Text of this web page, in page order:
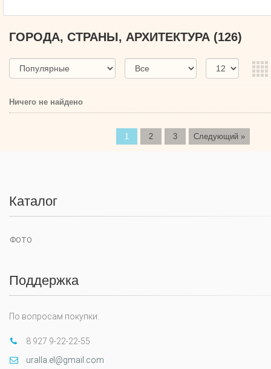
ГОРОДА, СТРАНЫ, АРХИТЕКТУРА (126)
Ничего не найдено
1 2 3 Следующий »
Каталог
ФОТО
Поддержка
По вопросам покупки:
8 927 9-22-22-55
uralla.el@gmail.com